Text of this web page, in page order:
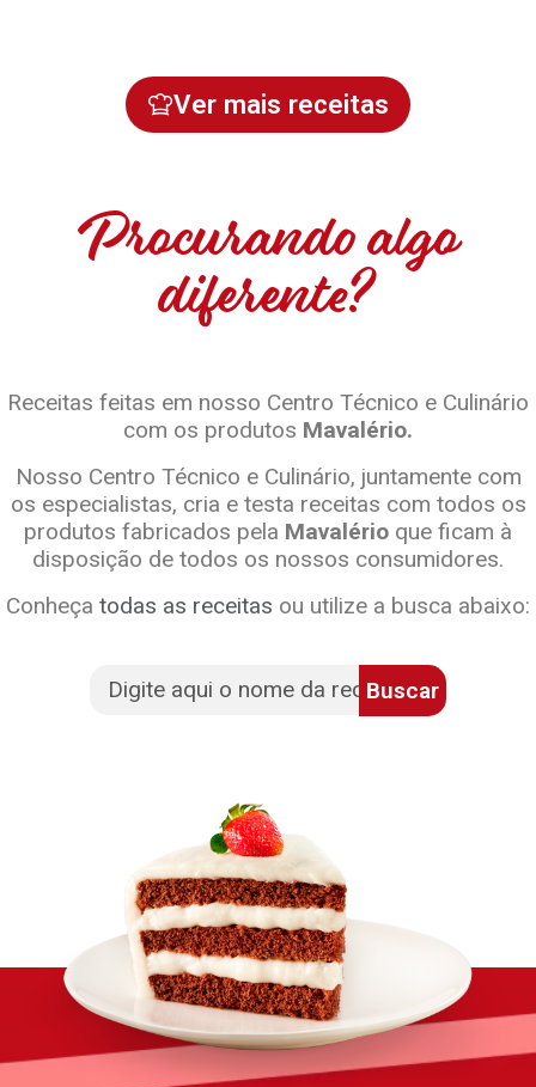
Ver mais receitas
Procurando algo
diferente?
Receitas feitas em nosso Centro Técnico e Culinário
com os produtos Mavalério.
Nosso Centro Técnico e Culinário, juntamente com
os especialistas, cria e testa receitas com todos os
produtos fabricados pela Mavalério que ficam à
disposição de todos os nossos consumidores.
Conheça todas as receitas ou utilize a busca abaixo:
Buscar